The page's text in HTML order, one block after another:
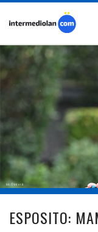
fot. © inter.it
ESPOSITO: